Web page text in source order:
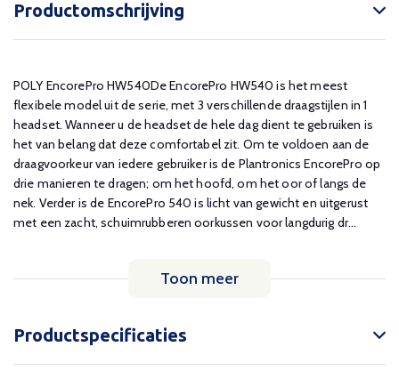
Productomschrijving
POLY EncorePro HW540De EncorePro HW540 is het meest
flexibele model uit de serie, met 3 verschillende draagstijlen in 1
headset. Wanneer u de headset de hele dag dient te gebruiken is
het van belang dat deze comfortabel zit. Om te voldoen aan de
draagvoorkeur van iedere gebruiker is de Plantronics EncorePro op
drie manieren te dragen; om het hoofd, om het oor of langs de
nek. Verder is de EncorePro 540 is licht van gewicht en uitgerust
met een zacht, schuimrubberen oorkussen voor langdurig dr...
Toon meer
Productspecificaties